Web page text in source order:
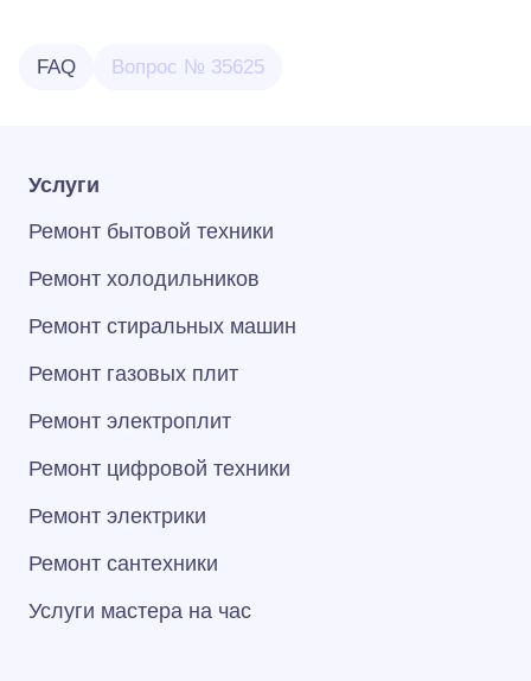
FAQ Вопрос № 35625
Услуги
Ремонт бытовой техники
Ремонт холодильников
Ремонт стиральных машин
Ремонт газовых плит
Ремонт электроплит
Ремонт цифровой техники
Ремонт электрики
Ремонт сантехники
Услуги мастера на час